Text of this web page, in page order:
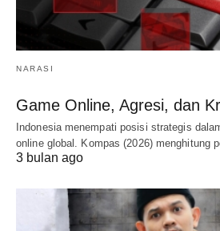
NARASI
Game Online, Agresi, dan
Indonesia menempati posisi strategis
online global. Kompas (2026) menghitung
3 bulan ago